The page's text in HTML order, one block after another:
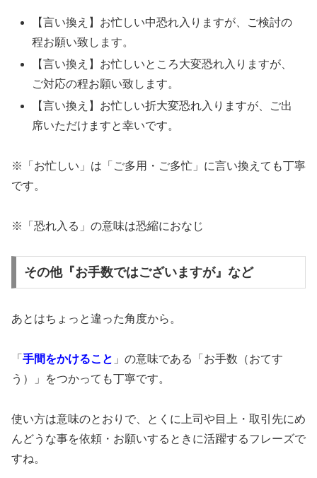
【言い換え】お忙しい中恐れ入りますが、ご検討の
程お願い致します。
【言い換え】お忙しいところ大変恐れ入りますが、
ご対応の程お願い致します。
【言い換え】お忙しい折大変恐れ入りますが、ご出
席いただけますと幸いです。
※「お忙しい」は「ご多用・ご多忙」に言い換えても丁寧
です。
※「恐れ入る」の意味は恐縮におなじ
その他『お手数ではございますが』など
あとはちょっと違った角度から。
「 手間をかけること 」の意味である「お手数（おてす
う）」をつかっても丁寧です。
使い方は意味のとおりで、とくに上司や目上・取引先にめ
んどうな事を依頼・お願いするときに活躍するフレーズで
すね。